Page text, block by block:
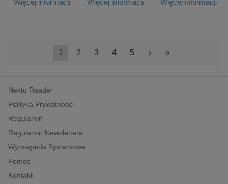
1 2 3 4 5 > »
Nexto Reader
Polityka Prywatności
Regulamin
Regulamin Newslettera
Wymagania Systemowe
Pomoc
Kontakt